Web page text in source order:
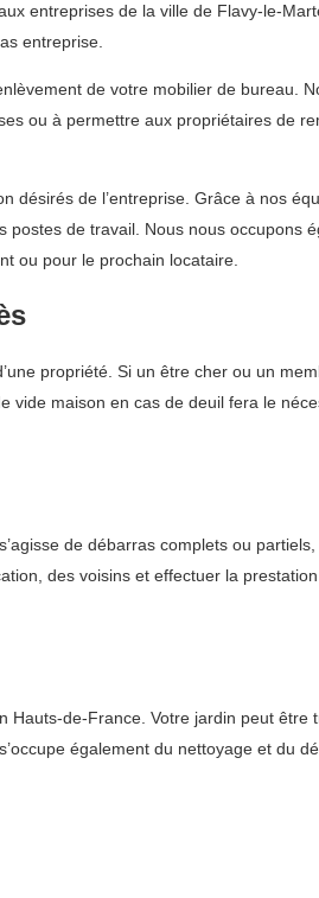
entreprises de la ville de Flavy-le-
entreprise.
de votre mobilier de bureau.
ou à permettre aux propriétaires de
de l’entreprise. Grâce à nos
de travail. Nous nous
ou pour le prochain locataire.
propriété. Si un être cher ou un
vide maison en cas de deuil fera le
de débarras complets ou
des voisins et effectuer la
de-France. Votre jardin peut
également du nettoyage et du